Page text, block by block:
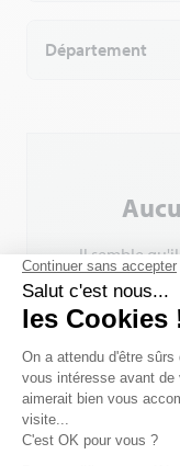
Département
Il semble